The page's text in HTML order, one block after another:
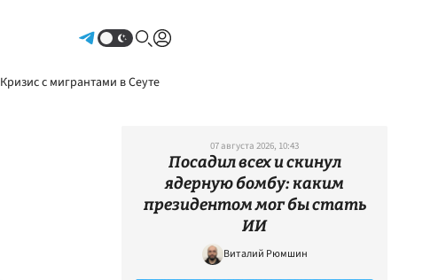
Кризис с мигрантами в Сеуте
07 августа 2026, 10:43
Посадил всех и скинул
ядерную бомбу: каким
президентом мог бы стать
ИИ
Виталий Рюмшин